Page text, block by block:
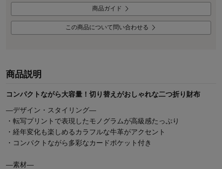
商品ガイド
この商品について問い合わせる
商品説明
コンパクトながら大容量！切り替えがおしゃれな二つ折り財布
―デザイン・スタイリング―
・転写プリントで表現したモノグラムが高級感たっぷり
・経年変化も楽しめるカラフルな牛革がアクセント
・コンパクトながら多彩なカードポケット付き
―素材―